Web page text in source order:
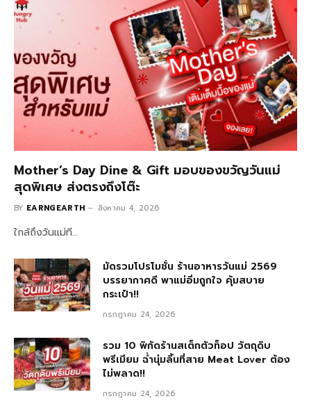
Mother’s Day Dine & Gift มอบของขวัญวันแม่
สุดพิเศษ ส่งตรงถึงโต๊ะ
BY EARNGEARTH สิงหาคม 4, 2026
ใกล้ถึงวันแม่ที…
มัดรวมโปรโมชั่น ร้านอาหารวันแม่ 2569
บรรยากาศดี พาแม่อิ่มถูกใจ คุ้มสบาย
กระเป๋า!!
กรกฎาคม 24, 2026
รวม 10 พิกัดร้านสเต็กตัวท็อป วัตถุดิบ
พรีเมียม ฉ่ำนุ่มลิ้นที่สาย Meat Lover ต้อง
ไม่พลาด!!
กรกฎาคม 24, 2026